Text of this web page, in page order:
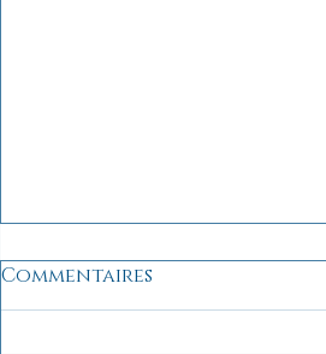
Commentaires